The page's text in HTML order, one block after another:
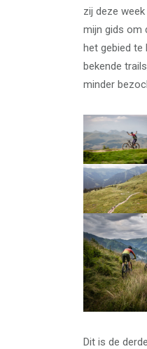
zij deze
mijn gids om
het gebied te
bekende
minder
Dit is de